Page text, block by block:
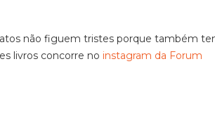
não figuem tristes porque também
livros concorre no instagram da Forum